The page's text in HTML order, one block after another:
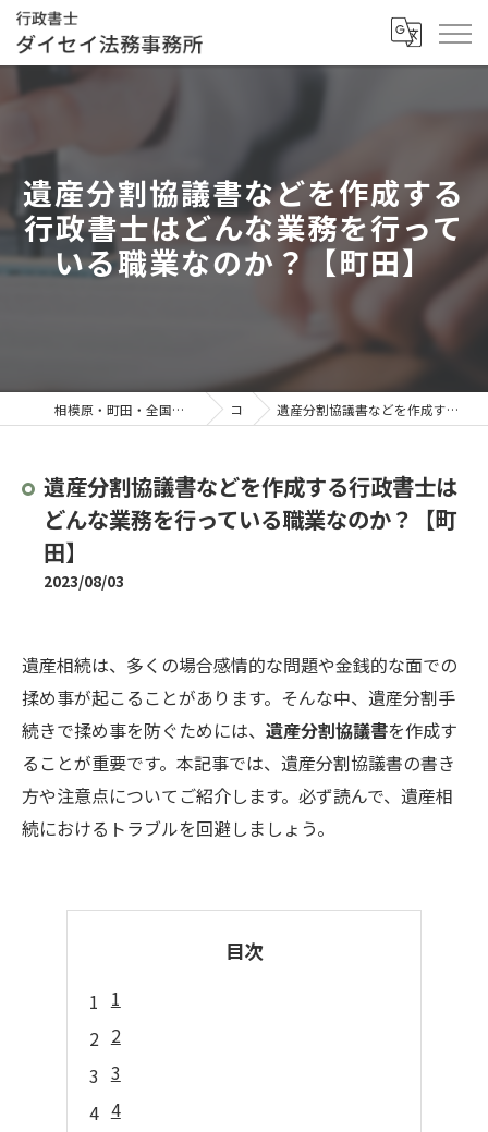
遺産分割協議書などを作成する
行政書士はどんな業務を行って
いる職業なのか？【町田】
相模原・町田・全国対応の行政書士／行政書士ダイセイ法務事務所 コラム 遺産分割協議書などを作成する行政書士はどんな業務を行っている職業なのか？【町田】
遺産分割協議書などを作成する行政書士は
どんな業務を行っている職業なのか？【町
田】
2023/08/03
遺産相続は、多くの場合感情的な問題や金銭的な面での
揉め事が起こることがあります。そんな中、遺産分割手
続きで揉め事を防ぐためには、 遺産分割協議書を作成す
ることが重要です。本記事では、遺産分割協議書の書き
方や注意点についてご紹介します。必ず読んで、遺産相
続におけるトラブルを回避しましょう。
目次
1
2
3
4